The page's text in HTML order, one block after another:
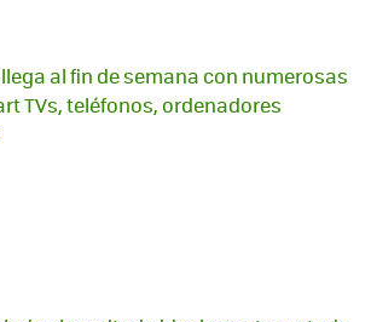
al fin de semana con numerosas
TVs, teléfonos, ordenadores